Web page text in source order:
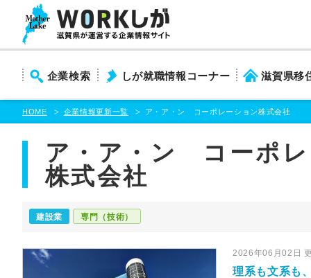
文
ま
で
キ
プ
企業検索 しが就職情報コーナー 滋賀県移
HOME 企業情報更新一覧 ア・ア・ン コーポレーション株式会社
ア・ア・ン コーポ
株式会社
建設業 専門（技術）
2026年06月02日
理系も文系も